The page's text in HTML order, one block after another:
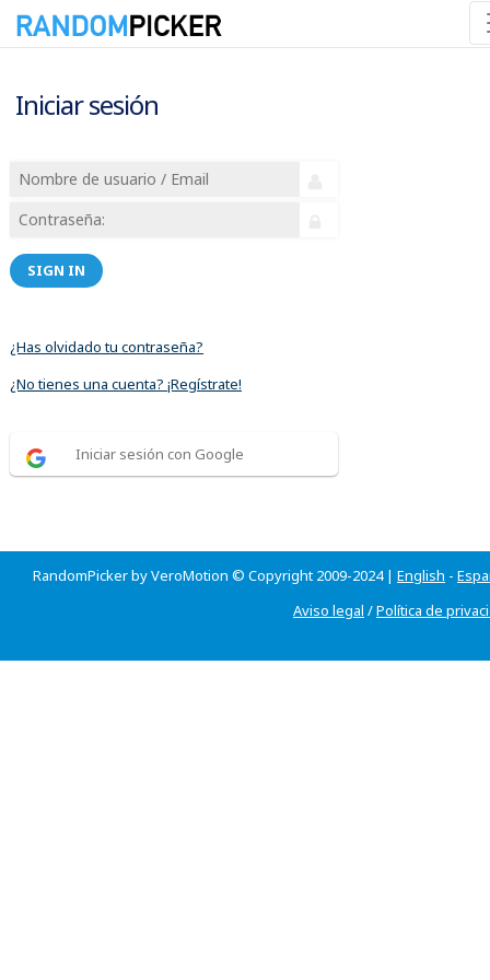
Iniciar sesión
SIGN IN
¿Has olvidado tu contraseña?
¿No tienes una cuenta? ¡Regístrate!
Iniciar sesión con Google
RandomPicker by VeroMotion © Copyright 2009-2024 | English -
Aviso legal /Política de